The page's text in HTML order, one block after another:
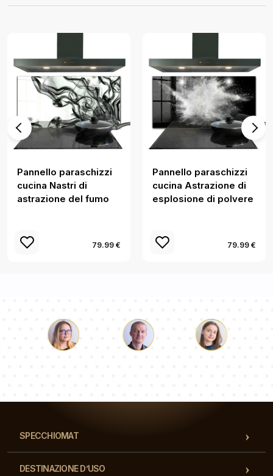
Pannello paraschizzi
cucina Nastri di
astrazione del fumo
79.99 €
Pannello paraschizzi
cucina Astrazione di
esplosione di polvere
79.99 €
SPECCHIOMAT
DESTINAZIONE D’USO